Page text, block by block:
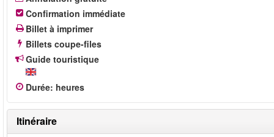
Confirmation immédiate
Billet à imprimer
Billets coupe-files
Guide touristique
Durée: heures
Itinéraire